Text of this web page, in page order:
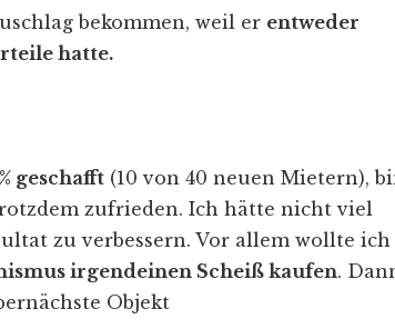
bekommen, weil er entweder
hatte.
geschafft (10 von 40 neuen Mietern),
zufrieden. Ich hätte nicht viel
zu verbessern. Vor allem wollte ich
irgendeinen Scheiß kaufen.
Objekt